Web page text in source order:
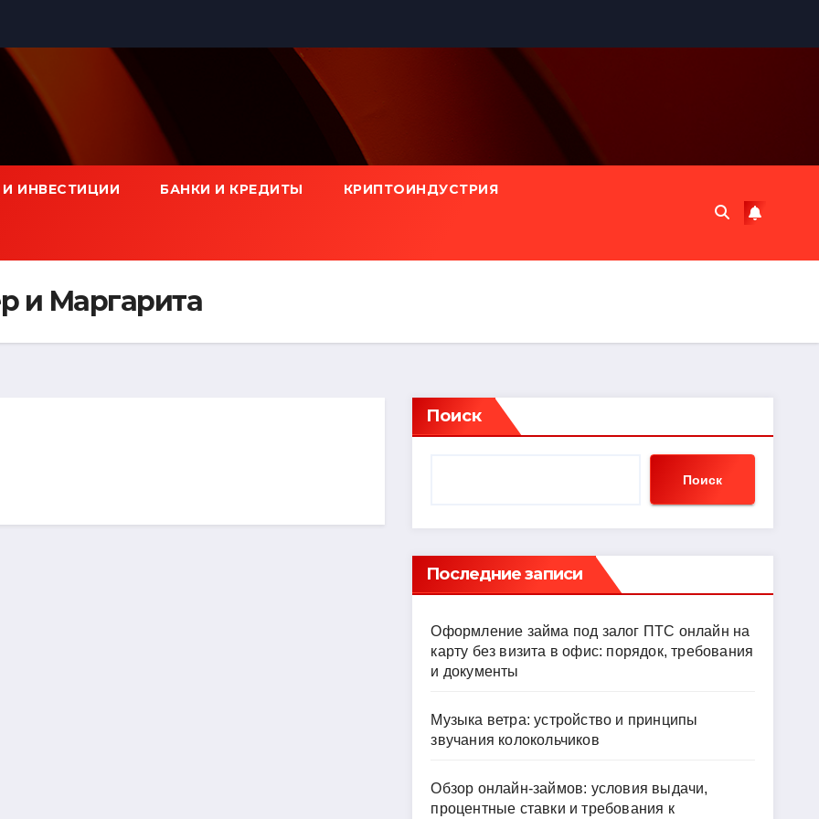
И ИНВЕСТИЦИИ БАНКИ И КРЕДИТЫ КРИПТОИНДУСТРИЯ
и Маргарита
Поиск
Поиск
Последние записи
Оформление займа под залог ПТС онлайн на
карту без визита в офис: порядок, требования
и документы
Музыка ветра: устройство и принципы
звучания колокольчиков
Обзор онлайн-займов: условия выдачи,
процентные ставки и требования к